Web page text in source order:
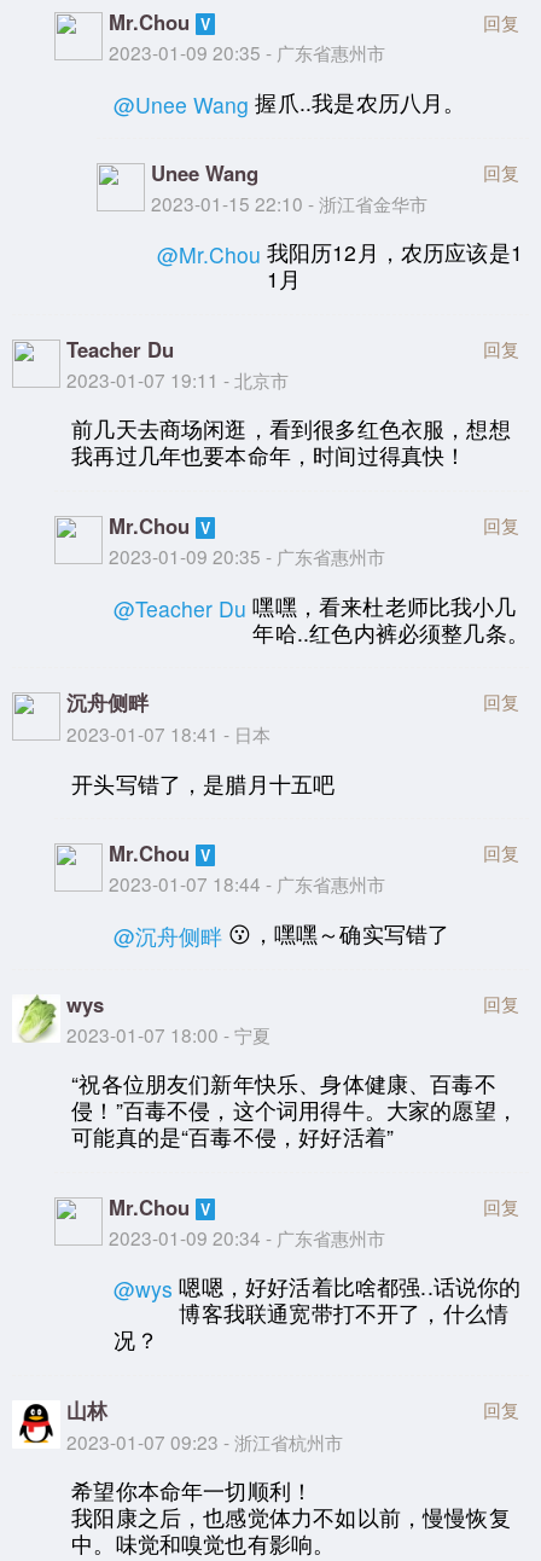
Mr.Chou
2023-01-09 20:35 - 广东省惠州市
回复
@Unee Wang 握爪..我是农历八月。
Unee Wang
2023-01-15 22:10 - 浙江省金华市
回复
@Mr.Chou 我阳历12月，农历应该是1
1月
Teacher Du
2023-01-07 19:11 - 北京市
回复
前几天去商场闲逛，看到很多红色衣服，想想
我再过几年也要本命年，时间过得真快！
Mr.Chou
2023-01-09 20:35 - 广东省惠州市
回复
@Teacher Du 嘿嘿，看来杜老师比我小几
年哈..红色内裤必须整几条。
沉舟侧畔
2023-01-07 18:41 - 日本
回复
开头写错了，是腊月十五吧
Mr.Chou
2023-01-07 18:44 - 广东省惠州市
回复
@沉舟侧畔 😗，嘿嘿～确实写错了
wys
2023-01-07 18:00 - 宁夏
回复
“祝各位朋友们新年快乐、身体健康、百毒不
侵！”百毒不侵，这个词用得牛。大家的愿望，
可能真的是“百毒不侵，好好活着”
Mr.Chou
2023-01-09 20:34 - 广东省惠州市
回复
@wys 嗯嗯，好好活着比啥都强..话说你的
博客我联通宽带打不开了，什么情
况？
山林
2023-01-07 09:23 - 浙江省杭州市
回复
希望你本命年一切顺利！
我阳康之后，也感觉体力不如以前，慢慢恢复
中。味觉和嗅觉也有影响。